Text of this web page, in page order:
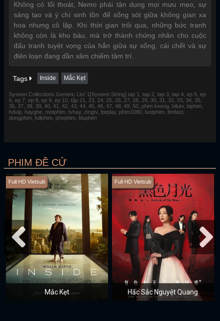
Không có lối thoát, Nemo phải tận dụng mọi mưu mẹo, sự
sáng tạo và ý chí sinh tồn để sống sót giữa không gian xa
hoa nhưng cô lập. Khi thời gian trôi qua, những bức tranh
không còn là kho báu, mà trở thành chứng nhân cho cuộc
đấu tranh tuyệt vọng của hắn giữa sự sống, cái chết và sự
điên loạn đang dần xâm chiếm tâm trí.
Tags Inside Mắc Kẹt
System.Collections.Generic.List`1[System.String] tap 1, tap 2, tap 3, tap 4, ep 5, ep
6, ep 7, ep 8, ep 9, ep 10, tập 21, 23, 24, 25, 26, 27, 28, 29, 30, 31, 32, 33, 34, 35,
36, 37, 38, 39, 40, 41, 42, 43, 44, 45, 46, 47, 48, 49, 50, phim keeng, bilutv, biphim,
hdvip, hayghe, motphim, tvhay, zingtv, fptplay, phim1080, luotphim, fimfast,
dongphim, fullphim, phephim, bluphim
PHIM ĐỀ CỬ
Full HD Vietsub
Mắc Kẹt
Full HD Vietsub
Hắc Sắc Nguyệt Quang